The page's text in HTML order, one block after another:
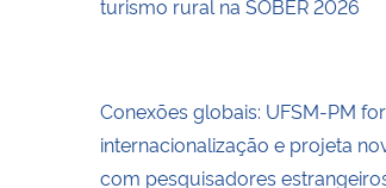
turismo rural na SOBER 2026
Conexões globais: UFSM-PM
internacionalização e projeta
com pesquisadores